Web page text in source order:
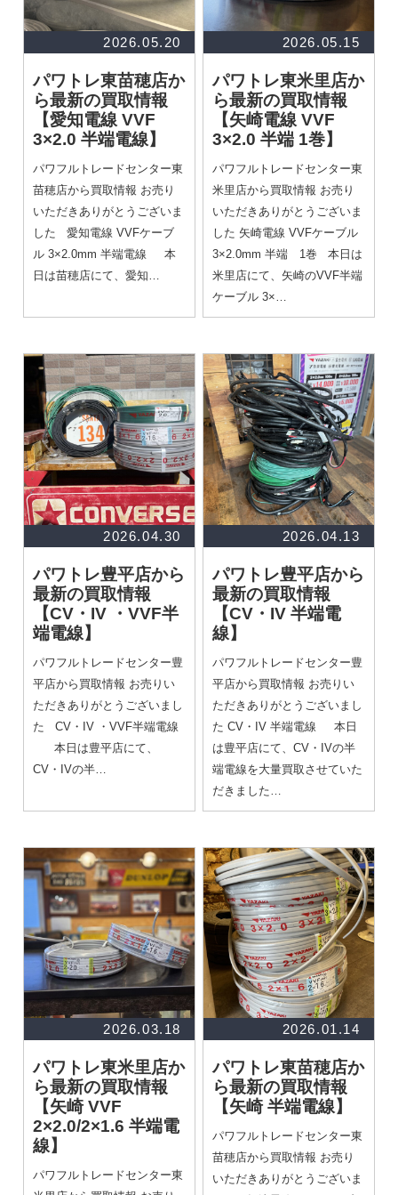
2026.05.20
パワトレ東苗穂店か
ら最新の買取情報
【愛知電線 VVF
3×2.0 半端電線】
パワフルトレードセンター東
苗穂店から買取情報 お売り
いただきありがとうございま
した 愛知電線 VVFケーブ
ル 3×2.0mm 半端電線 本
日は苗穂店にて、愛知…
2026.05.15
パワトレ東米里店か
ら最新の買取情報
【矢崎電線 VVF
3×2.0 半端 1巻】
パワフルトレードセンター東
米里店から買取情報 お売り
いただきありがとうございま
した 矢崎電線 VVFケーブル
3×2.0mm 半端 1巻 本日は
米里店にて、矢崎のVVF半端
ケーブル 3×…
2026.04.30
パワトレ豊平店から
最新の買取情報
【CV・IV ・VVF半
端電線】
パワフルトレードセンター豊
平店から買取情報 お売りい
ただきありがとうございまし
た CV・IV ・VVF半端電線
本日は豊平店にて、
CV・IVの半…
2026.04.13
パワトレ豊平店から
最新の買取情報
【CV・IV 半端電
線】
パワフルトレードセンター豊
平店から買取情報 お売りい
ただきありがとうございまし
た CV・IV 半端電線 本日
は豊平店にて、CV・IVの半
端電線を大量買取させていた
だきました…
2026.03.18
パワトレ東米里店か
ら最新の買取情報
【矢崎 VVF
2×2.0/2×1.6 半端電
線】
パワフルトレードセンター東
2026.01.14
パワトレ東苗穂店か
ら最新の買取情報
【矢崎 半端電線】
パワフルトレードセンター東
苗穂店から買取情報 お売り
いただきありがとうございま